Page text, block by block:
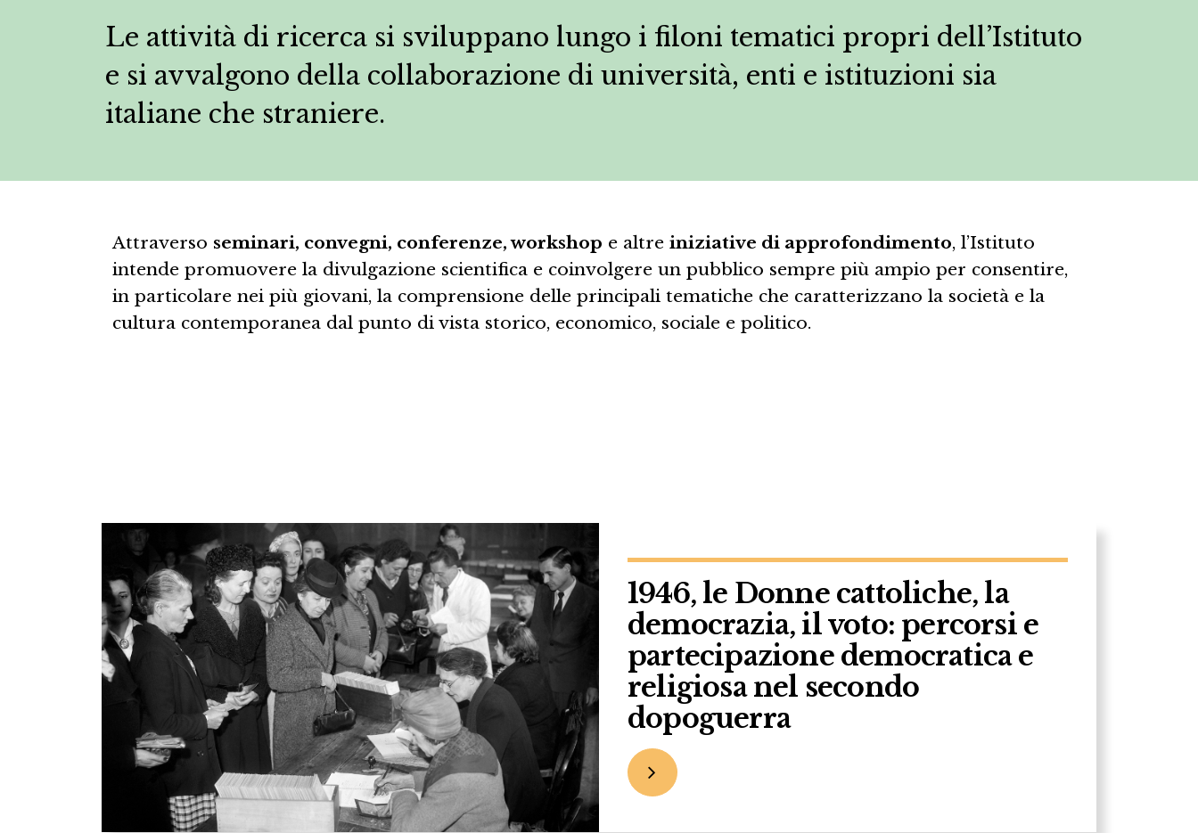
Le attività di ricerca si sviluppano lungo i filoni tematici propri dell’Istituto
e si avvalgono della collaborazione di università, enti e istituzioni sia
italiane che straniere.
Attraverso seminari, convegni, conferenze, workshop e altre iniziative di approfondimento, l’Istituto
intende promuovere la divulgazione scientifica e coinvolgere un pubblico sempre più ampio per consentire,
in particolare nei più giovani, la comprensione delle principali tematiche che caratterizzano la società e la
cultura contemporanea dal punto di vista storico, economico, sociale e politico.
1946, le Donne cattoliche, la
democrazia, il voto: percorsi e
partecipazione democratica e
religiosa nel secondo
dopoguerra